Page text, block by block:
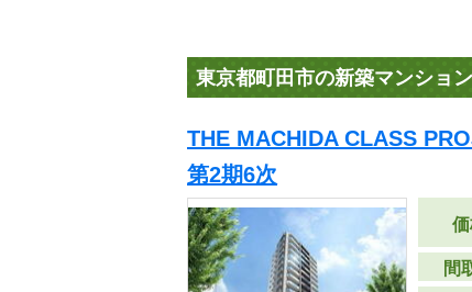
東京都町田市の新築マンション
THE MACHIDA CLASS
第2期6次
間